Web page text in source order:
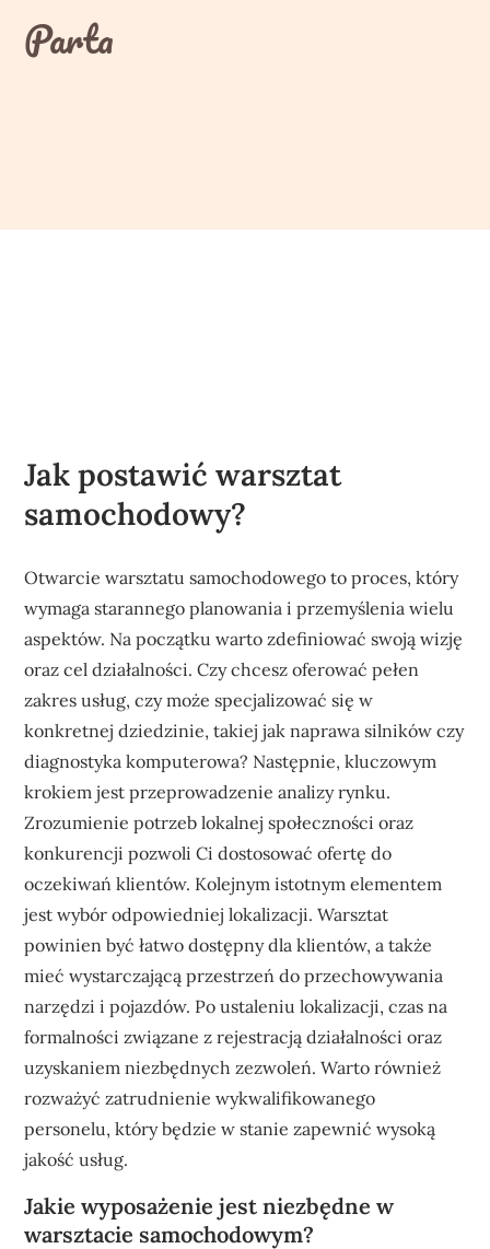
contentParta
Jak postawić warsztat
samochodowy?
Otwarcie warsztatu samochodowego to proces, który
wymaga starannego planowania i przemyślenia wielu
aspektów. Na początku warto zdefiniować swoją wizję
oraz cel działalności. Czy chcesz oferować pełen
zakres usług, czy może specjalizować się w
konkretnej dziedzinie, takiej jak naprawa silników czy
diagnostyka komputerowa? Następnie, kluczowym
krokiem jest przeprowadzenie analizy rynku.
Zrozumienie potrzeb lokalnej społeczności oraz
konkurencji pozwoli Ci dostosować ofertę do
oczekiwań klientów. Kolejnym istotnym elementem
jest wybór odpowiedniej lokalizacji. Warsztat
powinien być łatwo dostępny dla klientów, a także
mieć wystarczającą przestrzeń do przechowywania
narzędzi i pojazdów. Po ustaleniu lokalizacji, czas na
formalności związane z rejestracją działalności oraz
uzyskaniem niezbędnych zezwoleń. Warto również
rozważyć zatrudnienie wykwalifikowanego
personelu, który będzie w stanie zapewnić wysoką
jakość usług.
Jakie wyposażenie jest niezbędne w
warsztacie samochodowym?